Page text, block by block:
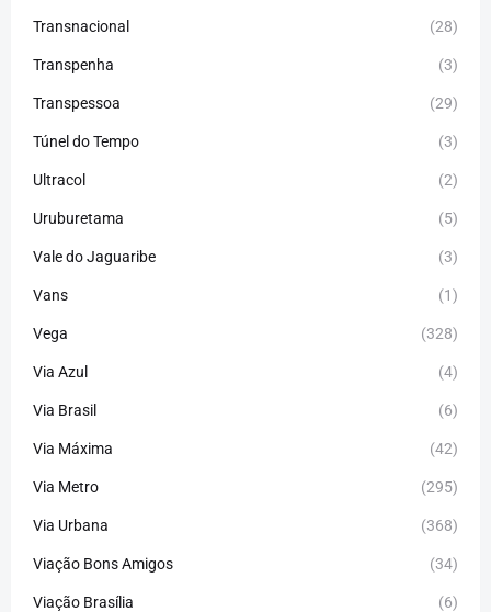
Transnacional (28)
Transpenha (3)
Transpessoa (29)
Túnel do Tempo (3)
Ultracol (2)
Uruburetama (5)
Vale do Jaguaribe (3)
Vans (1)
Vega (328)
Via Azul (4)
Via Brasil (6)
Via Máxima (42)
Via Metro (295)
Via Urbana (368)
Viação Bons Amigos (34)
Viação Brasília (6)